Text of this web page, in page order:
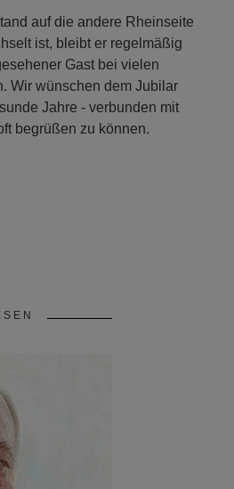
auf die andere Rheinseite
ist, bleibt er regelmäßig
Gast bei vielen
Wir wünschen dem Jubilar
Jahre - verbunden mit
begrüßen zu können.